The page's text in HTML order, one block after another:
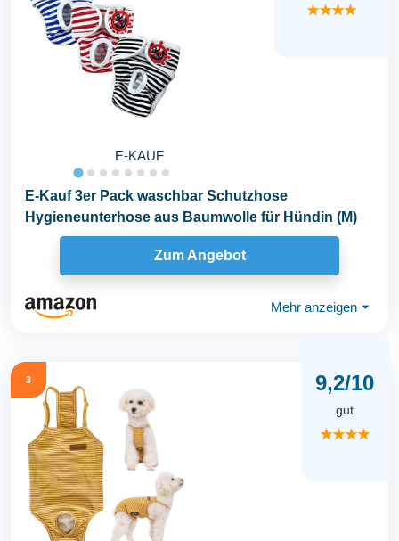
E-KAUF
★★★★
E-Kauf 3er Pack waschbar Schutzhose
Hygieneunterhose aus Baumwolle für Hündin (M)
Zum Angebot
Mehr anzeigen ⏷
3 9,2/10
gut
★★★★